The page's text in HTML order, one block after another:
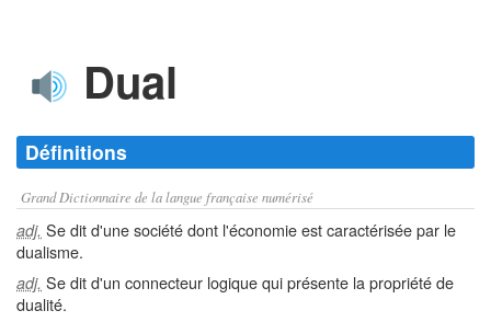
Dual
Définitions
Grand Dictionnaire de la langue française numérisé
adj. Se dit d'une société dont l'économie est caractérisée par le
dualisme.
adj. Se dit d'un connecteur logique qui présente la propriété de
dualité.